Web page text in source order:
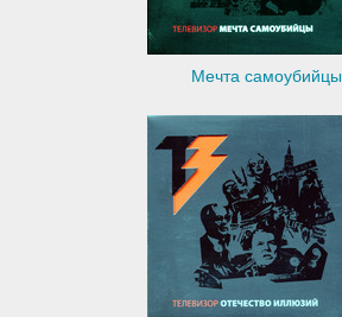
Мечта самоубийцы